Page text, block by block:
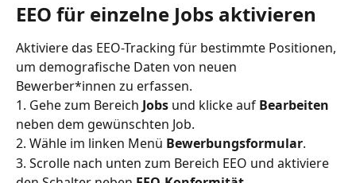
EEO für einzelne Jobs aktivieren
Aktiviere das EEO-Tracking für bestimmte Positionen,
um demografische Daten von neuen
Bewerber*innen zu erfassen.
1. Gehe zum Bereich Jobs und klicke auf Bearbeiten
neben dem gewünschten Job.
2. Wähle im linken Menü Bewerbungsformular.
3. Scrolle nach unten zum Bereich EEO und aktiviere